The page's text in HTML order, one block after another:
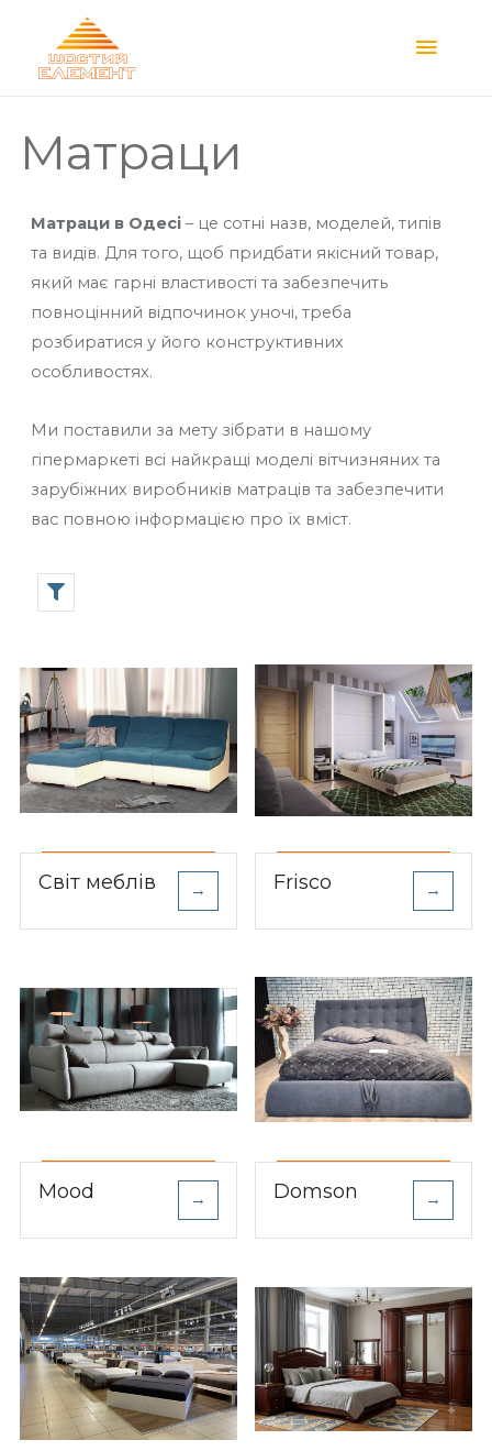
Main
Матраци
Матраци в Одесі– це сотні назв, моделей, типів
та видів. Для того, щоб придбати якісний товар,
який має гарні властивості та забезпечить
повноцінний відпочинок уночі, треба
розбиратися у його конструктивних
особливостях.
Ми поставили за мету зібрати в нашому
гіпермаркеті всі найкращі моделі вітчизняних та
зарубіжних виробників матраців та забезпечити
вас повною інформацією про їх вміст.
Світ меблів → Frisco →
Mood → Domson →